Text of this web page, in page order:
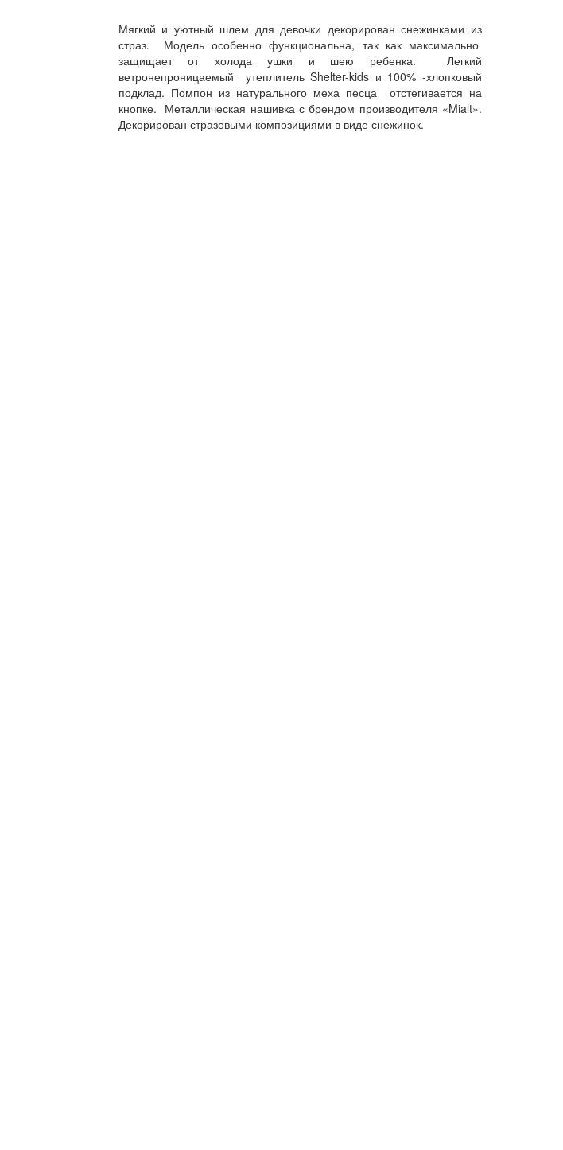
Мягкий и уютный шлем для девочки декорирован снежинками из
страз. Модель особенно функциональна, так как максимально
защищает от холода ушки и шею ребенка. Легкий
ветронепроницаемый утеплитель Shelter-kids и 100% -хлопковый
подклад. Помпон из натурального меха песца отстегивается на
кнопке. Металлическая нашивка с брендом производителя «Mialt».
Декорирован стразовыми композициями в виде снежинок.